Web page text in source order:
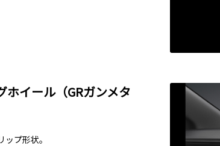
イール（GRガンメタ
プ形状。